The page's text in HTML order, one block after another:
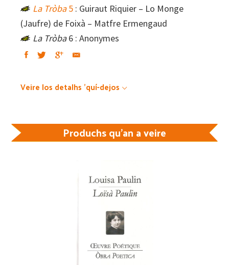
La Tròba5 : Guiraut Riquier – Lo Monge
(Jaufre) de Foixà – Matfre Ermengaud
La Tròba6 : Anonymes
Veire los detalhs 'quí-dejos
Produchs qu'an a veire